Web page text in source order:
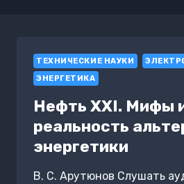
ТЕХНИЧЕСКИЕ НАУКИ
ЭНЕРГЕТИКА
Нефть XXI. Мифы
реальность
энергетики
В. С. Арутюнов Слушать